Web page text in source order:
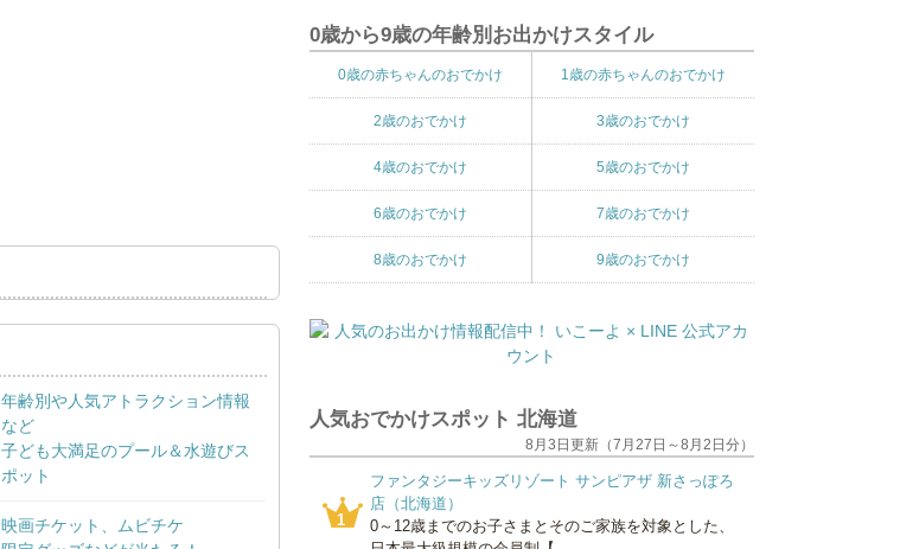
年齢別や人気アトラクション情報
など
子ども大満足のプール＆水遊びス
ポット
映画チケット、ムビチケ
0歳から9歳の年齢別お出かけスタイル
0歳の赤ちゃんのおでかけ 1歳の赤ちゃんのおでかけ
2歳のおでかけ 3歳のおでかけ
4歳のおでかけ 5歳のおでかけ
6歳のおでかけ 7歳のおでかけ
8歳のおでかけ 9歳のおでかけ
人気おでかけスポット 北海道
8月3日更新（7月27日～8月2日分）
1
ファンタジーキッズリゾート サンピアザ 新さっぽろ
店（北海道）
0～12歳までのお子さまとそのご家族を対象とした、